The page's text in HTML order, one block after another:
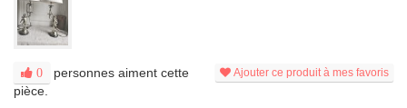
Ajouter ce produit à mes favoris
0
personnes aiment cette
pièce.